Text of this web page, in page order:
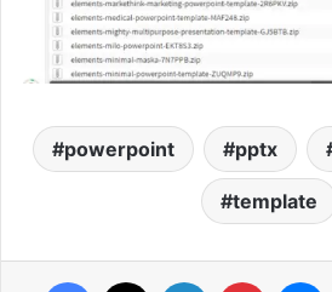
powerpoint pptx
template
Facebook LinkedIn Pinterest